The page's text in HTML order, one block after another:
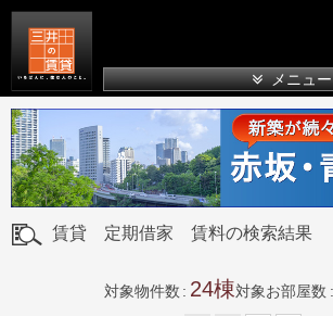
メニュー
賃貸 定期借家 賃料の検索結果
対象物件数 24 対象お部屋数